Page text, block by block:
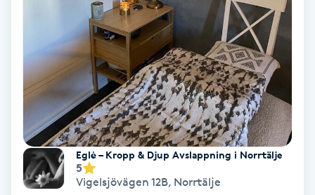
Ansiktsbehandling djuprengörande
Babylights
Balayage
Bambumassage
Barber
Eglė – Kropp & Djup Avslappning i Norrtälje
5
Vigelsjövägen 12B, Norrtälje